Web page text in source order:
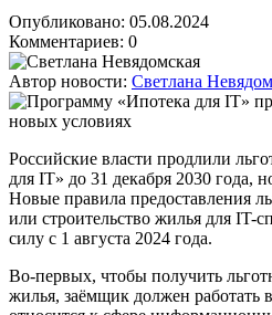
Опубликовано: 05.08.2024
Комментариев: 0
Автор новости: Светлана
Российские власти продлили
для IT» до 31 декабря 2030 года,
Новые правила предоставления
или строительство жилья для IT-
силу с 1 августа 2024 года.
Во-первых, чтобы получить
жилья, заёмщик должен работать